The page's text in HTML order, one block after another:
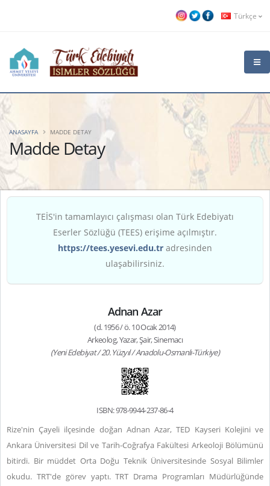
Türkçe
Madde Detay
ANASAYFA MADDE DETAY
TEİS'in tamamlayıcı çalışması olan Türk Edebiyatı
Eserler Sözlüğü (TEES) erişime açılmıştır.
https://tees.yesevi.edu.tr adresinden
ulaşabilirsiniz.
Adnan Azar
(d. 1956 / ö. 10 Ocak 2014)
Arkeolog, Yazar, Şair, Sinemacı
(Yeni Edebiyat / 20. Yüzyıl / Anadolu-Osmanlı-Türkiye)
ISBN: 978-9944-237-86-4
Rize'nin Çayeli ilçesinde doğan Adnan Azar, TED Kayseri Kolejini ve
Ankara Üniversitesi Dil ve Tarih-Coğrafya Fakültesi Arkeoloji Bölümünü
bitirdi. Bir müddet Orta Doğu Teknik Üniversitesinde Sosyal Bilimler
okudu. TRT'de görev yaptı. TRT Drama Programları Müdürlüğünde